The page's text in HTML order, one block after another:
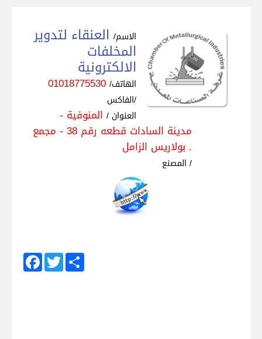
الاسم/ العنقاء لتدوير
المخلفات
الالكترونية
الهاتف/
الفاكس/
العنوان / المنوفية -
مدينة السادات قطعه رقم 38 - مجمع
بولاريس الزامل .
المصنع /
Facebook
Twitter